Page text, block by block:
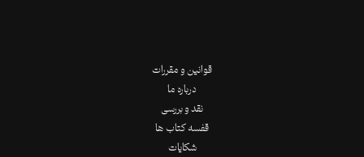
قوانین و مقررات
درباره ما
نقد و بررسی
قفسه کتاب ها
شکایات